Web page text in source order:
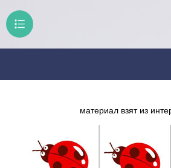
материал взят из